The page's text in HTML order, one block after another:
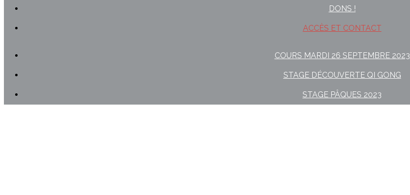
DONS !
ACCÈS ET CONTACT
COURS MARDI 26 SEPTEMBRE 2023
STAGE DÉCOUVERTE QI GONG
STAGE PÂQUES 2023